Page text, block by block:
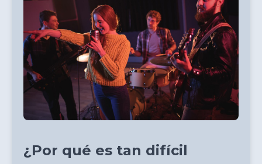
¿Por qué es tan difícil